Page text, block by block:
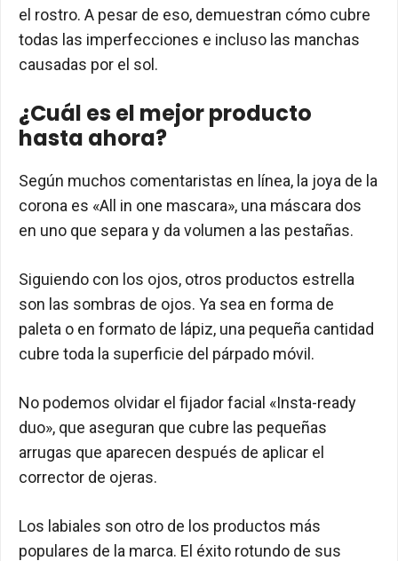
el rostro. A pesar de eso, demuestran cómo cubre
todas las imperfecciones e incluso las manchas
causadas por el sol.
¿Cuál es el mejor producto
hasta ahora?
Según muchos comentaristas en línea, la joya de la
corona es «All in one mascara», una máscara dos
en uno que separa y da volumen a las pestañas.
Siguiendo con los ojos, otros productos estrella
son las sombras de ojos. Ya sea en forma de
paleta o en formato de lápiz, una pequeña cantidad
cubre toda la superficie del párpado móvil.
No podemos olvidar el fijador facial «Insta-ready
duo», que aseguran que cubre las pequeñas
arrugas que aparecen después de aplicar el
corrector de ojeras.
Los labiales son otro de los productos más
populares de la marca. El éxito rotundo de sus